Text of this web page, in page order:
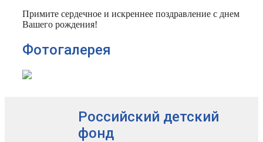
Примите сердечное и искреннее поздравление с днем
Вашего рождения!
Фотогалерея
Российский детский
фонд